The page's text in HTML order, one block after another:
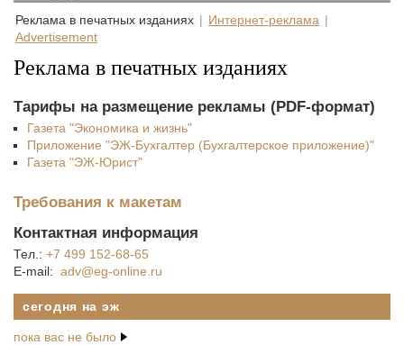
Реклама в печатных изданиях Интернет-реклама
Advertisement
Реклама в печатных изданиях
Тарифы на размещение рекламы (PDF-формат)
Газета "Экономика и жизнь"
Приложение "ЭЖ-Бухгалтер (Бухгалтерское приложение)"
Газета "ЭЖ-Юрист"
Требования к макетам
Контактная информация
Тел.: +7 499 152-68-65
E-mail:
сегодня на эж
пока вас не было